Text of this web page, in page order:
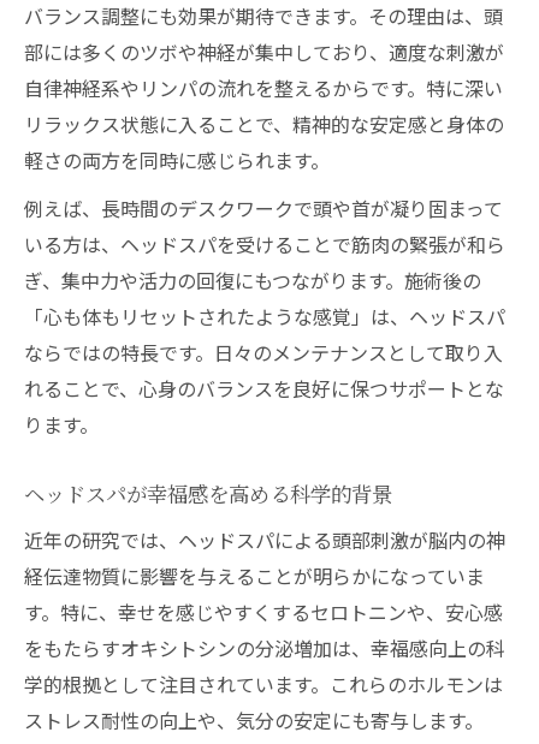
日常にヘッドスパを取り入れる実践例集
ヘッドスパ効果を最大化する生活習慣とは
ヘッドスパで心身の健康を維持する秘訣
バランス調整にも効果が期待できます。その理由は、頭
部には多くのツボや神経が集中しており、適度な刺激が
自律神経系やリンパの流れを整えるからです。特に深い
リラックス状態に入ることで、精神的な安定感と身体の
軽さの両方を同時に感じられます。
例えば、長時間のデスクワークで頭や首が凝り固まって
いる方は、ヘッドスパを受けることで筋肉の緊張が和ら
ぎ、集中力や活力の回復にもつながります。施術後の
「心も体もリセットされたような感覚」は、ヘッドスパ
ならではの特長です。日々のメンテナンスとして取り入
れることで、心身のバランスを良好に保つサポートとな
ります。
ヘッドスパが幸福感を高める科学的背景
近年の研究では、ヘッドスパによる頭部刺激が脳内の神
経伝達物質に影響を与えることが明らかになっていま
す。特に、幸せを感じやすくするセロトニンや、安心感
をもたらすオキシトシンの分泌増加は、幸福感向上の科
学的根拠として注目されています。これらのホルモンは
ストレス耐性の向上や、気分の安定にも寄与します。